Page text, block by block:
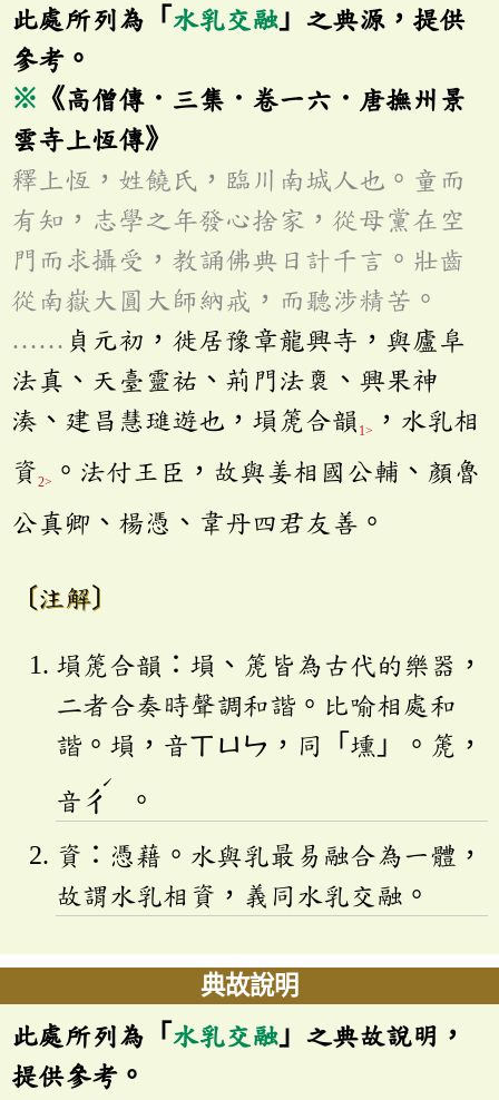
此處所列為「 水乳交融 」之典源，提供
參考。
※ 《高僧傳．三集．卷一六．唐撫州景
雲寺上恆傳》
釋上恆，姓饒氏，臨川南城人也。童而
有知，志學之年發心捨家，從母黨在空
門而求攝受，教誦佛典日計千言。壯齒
從南嶽大圓大師納戒，而聽涉精苦。
…… 貞元初，徙居豫章龍興寺，與廬阜
法真、天臺靈祐、荊門法、興果神
湊、建昌慧璡遊也，塤箎合韻 1>
，水乳相
資2>
。法付王臣，故與姜相國公輔、顏魯
公真卿、楊憑、韋丹四君友善。
〔注解〕
塤箎合韻：塤、箎皆為古代的樂器，
二者合奏時聲調和諧。比喻相處和
諧。塤，音ㄒㄩㄣ ，同「壎」。箎，
音 ㄔ
ˊ
。
資：憑藉。水與乳最易融合為一體，
故謂水乳相資，義同水乳交融。
典故說明
此處所列為「 水乳交融 」之典故說明，
提供參考。